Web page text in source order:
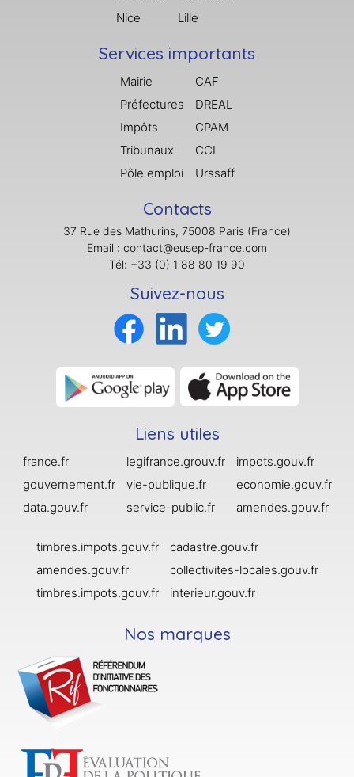
Nice
Lille
Services importants
Mairie
Préfectures
Impôts
Tribunaux
Pôle emploi
CAF
DREAL
CPAM
CCI
Urssaff
Contacts
37 Rue des Mathurins, 75008 Paris (France)
Email : contact@eusep-france.com
Tél: +33 (0) 1 88 80 19 90
Suivez-nous
Liens utiles
france.fr
gouvernement.fr
data.gouv.fr
legifrance.grouv.fr
vie-publique.fr
service-public.fr
impots.gouv.fr
economie.gouv.fr
amendes.gouv.fr
timbres.impots.gouv.fr
amendes.gouv.fr
timbres.impots.gouv.fr
cadastre.gouv.fr
collectivites-locales.gouv.fr
interieur.gouv.fr
Nos marques